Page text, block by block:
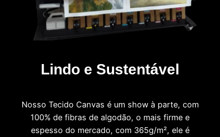
Lindo e Sustentável
Nosso Tecido Canvas é um show à parte, com
100% de fibras de algodão, o mais firme e
espesso do mercado, com 365g/m², ele é